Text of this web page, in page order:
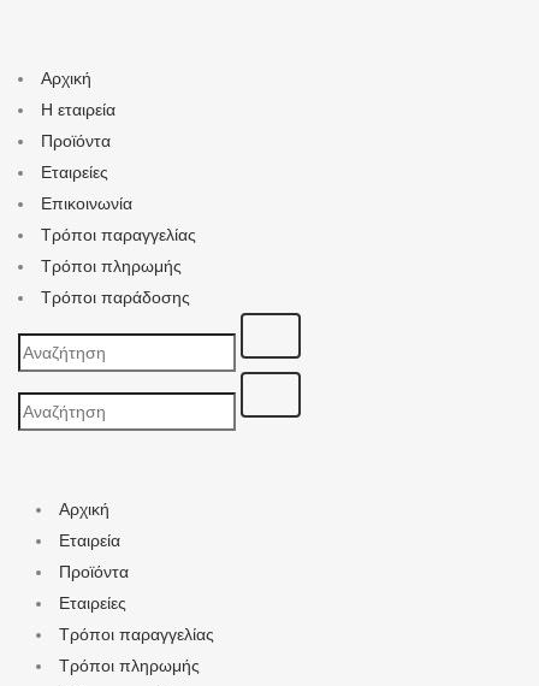
Αρχική
Η εταιρεία
Προϊόντα
Εταιρείες
Επικοινωνία
Τρόποι παραγγελίας
Τρόποι πληρωμής
Τρόποι παράδοσης
for:
for:
Αρχική
Εταιρεία
Προϊόντα
Εταιρείες
Τρόποι παραγγελίας
Τρόποι πληρωμής